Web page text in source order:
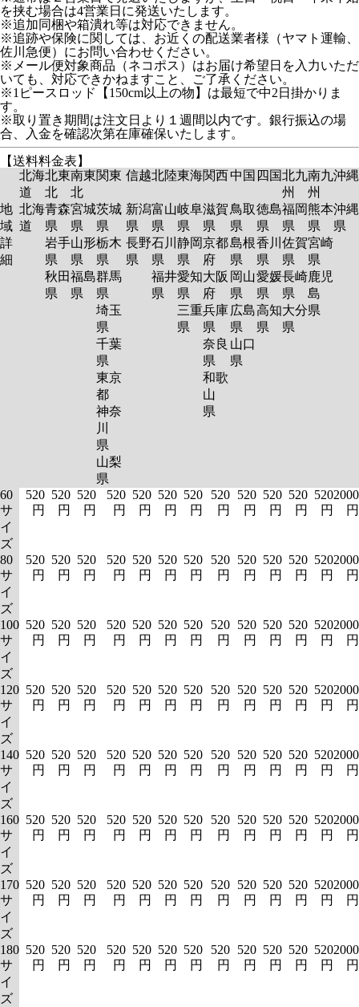
を挟む場合は4営業日に発送いたします。
※追加同梱や箱潰れ等は対応できません。
※追跡や保険に関しては、お近くの配送業者様（ヤマト運輸、
佐川急便）にお問い合わせください。
※メール便対象商品（ネコポス）はお届け希望日を入力いただ
いても、対応できかねますこと、ご了承ください。
※1ピースロッド【150cm以上の物】は最短で中2日掛かりま
す。
※取り置き期間は注文日より１週間以内です。銀行振込の場
合、入金を確認次第在庫確保いたします。
【送料料金表】
北海
道
北東
北
南東
北
関東 信越北陸東海関西中国 四国北九
州
南九
州
沖縄
地
域
詳
細
北海
道
青森
県
岩手
県
秋田
県
宮城
県
山形
県
福島
県
茨城
県
栃木
県
群馬
県
埼玉
県
千葉
県
東京
都
神奈
川
県
山梨
県
新潟
県
長野
県
富山
県
石川
県
福井
県
岐阜
県
静岡
県
愛知
県
三重
県
滋賀
県
京都
府
大阪
府
兵庫
県
奈良
県
和歌
山
県
鳥取
県
島根
県
岡山
県
広島
県
山口
県
徳島
県
香川
県
愛媛
県
高知
県
福岡
県
佐賀
県
長崎
県
大分
県
熊本
県
宮崎
県
鹿児
島
県
沖縄
県
60
サ
イ
ズ
520
円
520
円
520
円
520
円
520
円
520
円
520
円
520
円
520
円
520
円
520
円
520
円
2000
円
80
サ
イ
ズ
520
円
520
円
520
円
520
円
520
円
520
円
520
円
520
円
520
円
520
円
520
円
520
円
2000
円
100
サ
イ
ズ
520
円
520
円
520
円
520
円
520
円
520
円
520
円
520
円
520
円
520
円
520
円
520
円
2000
円
120
サ
イ
ズ
520
円
520
円
520
円
520
円
520
円
520
円
520
円
520
円
520
円
520
円
520
円
520
円
2000
円
140
サ
イ
ズ
520
円
520
円
520
円
520
円
520
円
520
円
520
円
520
円
520
円
520
円
520
円
520
円
2000
円
160
サ
イ
ズ
520
円
520
円
520
円
520
円
520
円
520
円
520
円
520
円
520
円
520
円
520
円
520
円
2000
円
170
サ
イ
ズ
520
円
520
円
520
円
520
円
520
円
520
円
520
円
520
円
520
円
520
円
520
円
520
円
2000
円
180
サ
イ
ズ
520
円
520
円
520
円
520
円
520
円
520
円
520
円
520
円
520
円
520
円
520
円
520
円
2000
円